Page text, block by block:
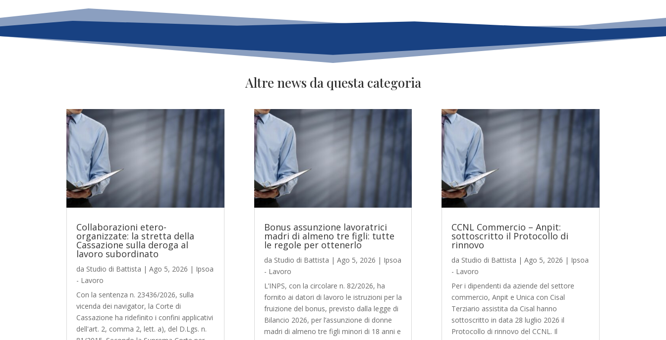
Altre news da questa categoria
Collaborazioni etero-
organizzate: la stretta della
Cassazione sulla deroga al
lavoro subordinato
da Studio di Battista |Ago 5, 2026 | Ipsoa
- Lavoro
Con la sentenza n. 23436/2026, sulla
vicenda dei navigator, la Corte di
Cassazione ha ridefinito i confini applicativi
dell'art. 2, comma 2, lett. a), del D.Lgs. n.
Bonus assunzione lavoratrici
madri di almeno tre figli: tutte
le regole per ottenerlo
da Studio di Battista | Ago 5, 2026 | Ipsoa
- Lavoro
L’INPS, con la circolare n. 82/2026, ha
fornito ai datori di lavoro le istruzioni per la
fruizione del bonus, previsto dalla legge di
Bilancio 2026, per l’assunzione di donne
madri di almeno tre figli minori di 18 anni e
CCNL Commercio – Anpit:
sottoscritto il Protocollo di
rinnovo
da Studio di Battista | Ago 5, 2026 | Ipsoa
- Lavoro
Per i dipendenti da aziende del settore
commercio, Anpit e Unica con Cisal
Terziario assistita da Cisal hanno
sottoscritto in data 28 luglio 2026 il
Protocollo di rinnovo del CCNL. Il